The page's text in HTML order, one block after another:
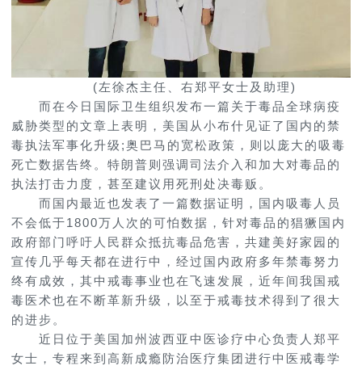
(左徐杰主任、右郑平女士及助理)
而在今日国际卫生组织发布一篇关于毒品全球病疫
威胁类型的文章上表明，美国从小布什见证了国内的禁
毒执法军事化升级;奥巴马的宽松政策，则以庞大的吸毒
死亡数据告终。特朗普则强调司法介入和加大对毒品的
执法打击力度，甚至建议用死刑处决毒贩。
而国内最近也发表了一篇数据证明，国内吸毒人员
不会低于1800万人次的可怕数据，针对毒品的猖獗国内
政府部门呼吁人民群众抵抗毒品危害，共建美好家园的
宣传几乎每天都在进行中，经过国内政府多年禁毒努力
终有成效，其中戒毒事业也在飞速发展，近年间我国戒
毒医术也在不断革新升级，以至于戒毒技术得到了很大
的进步。
近日位于美国加州波西亚中医诊疗中心负责人郑平
女士，专程来到高新成瘾防治医疗集团进行中医戒毒学